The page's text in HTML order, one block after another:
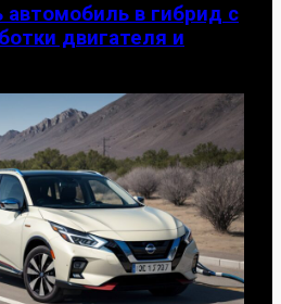
автомобиль в гибрид с
двигателя и